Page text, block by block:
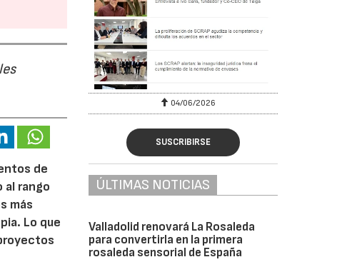
de
al rango
más
Lo que
2026 04/06/2026
SUSCRIBIRSE
ÚLTIMAS NOTICIAS
Valladolid renovará La Rosaleda
para convertirla en la primera
rosaleda sensorial de España